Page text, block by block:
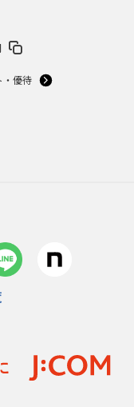
・優待